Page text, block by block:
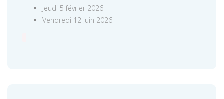
Jeudi 5 février 2026
Vendredi 12 juin 2026